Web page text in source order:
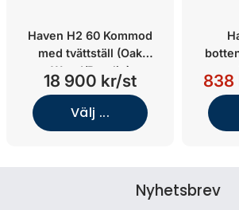
Haven H2 60 Kommod
med tvättställ (Oak
Wood/Porslin)
18 900 kr/st
Välj ...
838
Nyhetsbrev